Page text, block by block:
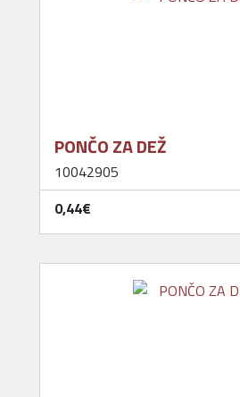
PONČO ZA DEŽ
10042905
0,44‎€